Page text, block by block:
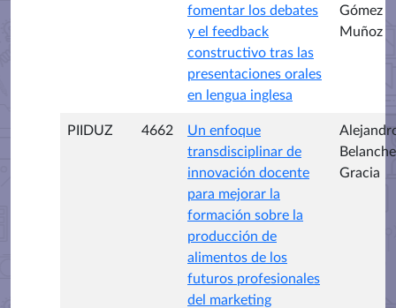
fomentar los debates
y el feedback
constructivo tras las
presentaciones orales
en lengua inglesa
Gómez
Muñoz
PIIDUZ 4662
Un enfoque
transdisciplinar de
innovación docente
para mejorar la
formación sobre la
producción de
alimentos de los
futuros profesionales
del marketing
Belanche
Gracia